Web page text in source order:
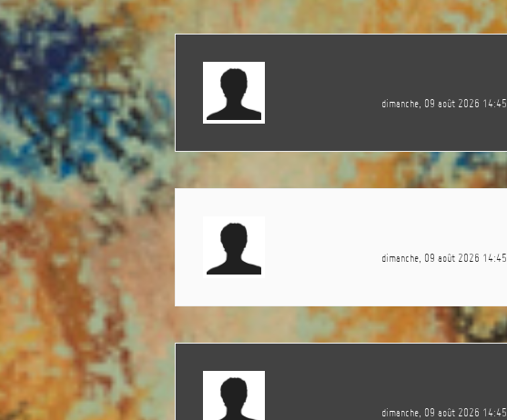
dimanche, 09 août 2026 14:45
dimanche, 09 août 2026 14:45
dimanche, 09 août 2026 14:45